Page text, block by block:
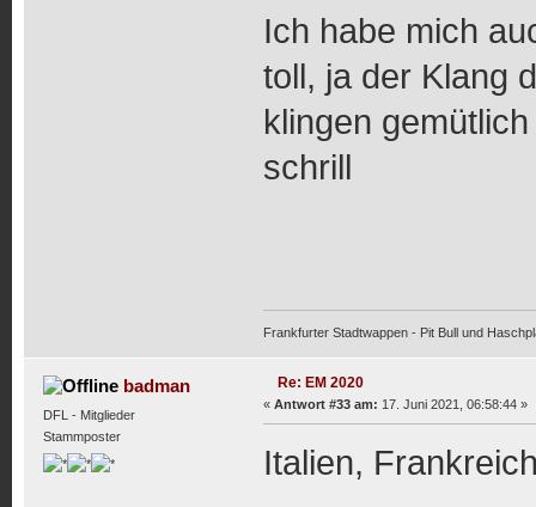
Ich habe mich
toll, ja der Klang
klingen
schrill
Frankfurter Stadtwappen - Pit Bull und
badman
DFL - Mitglieder
Stammposter
Re: EM 2020
« Antwort #33 am: 17. Juni 2021, 06:58:44 »
Italien,